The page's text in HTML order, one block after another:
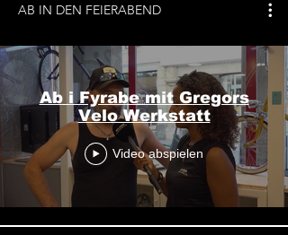
AB IN DEN FEIERABEND
Ab i Fyrabe mit Gregors
Velo Werkstatt
Video abspielen